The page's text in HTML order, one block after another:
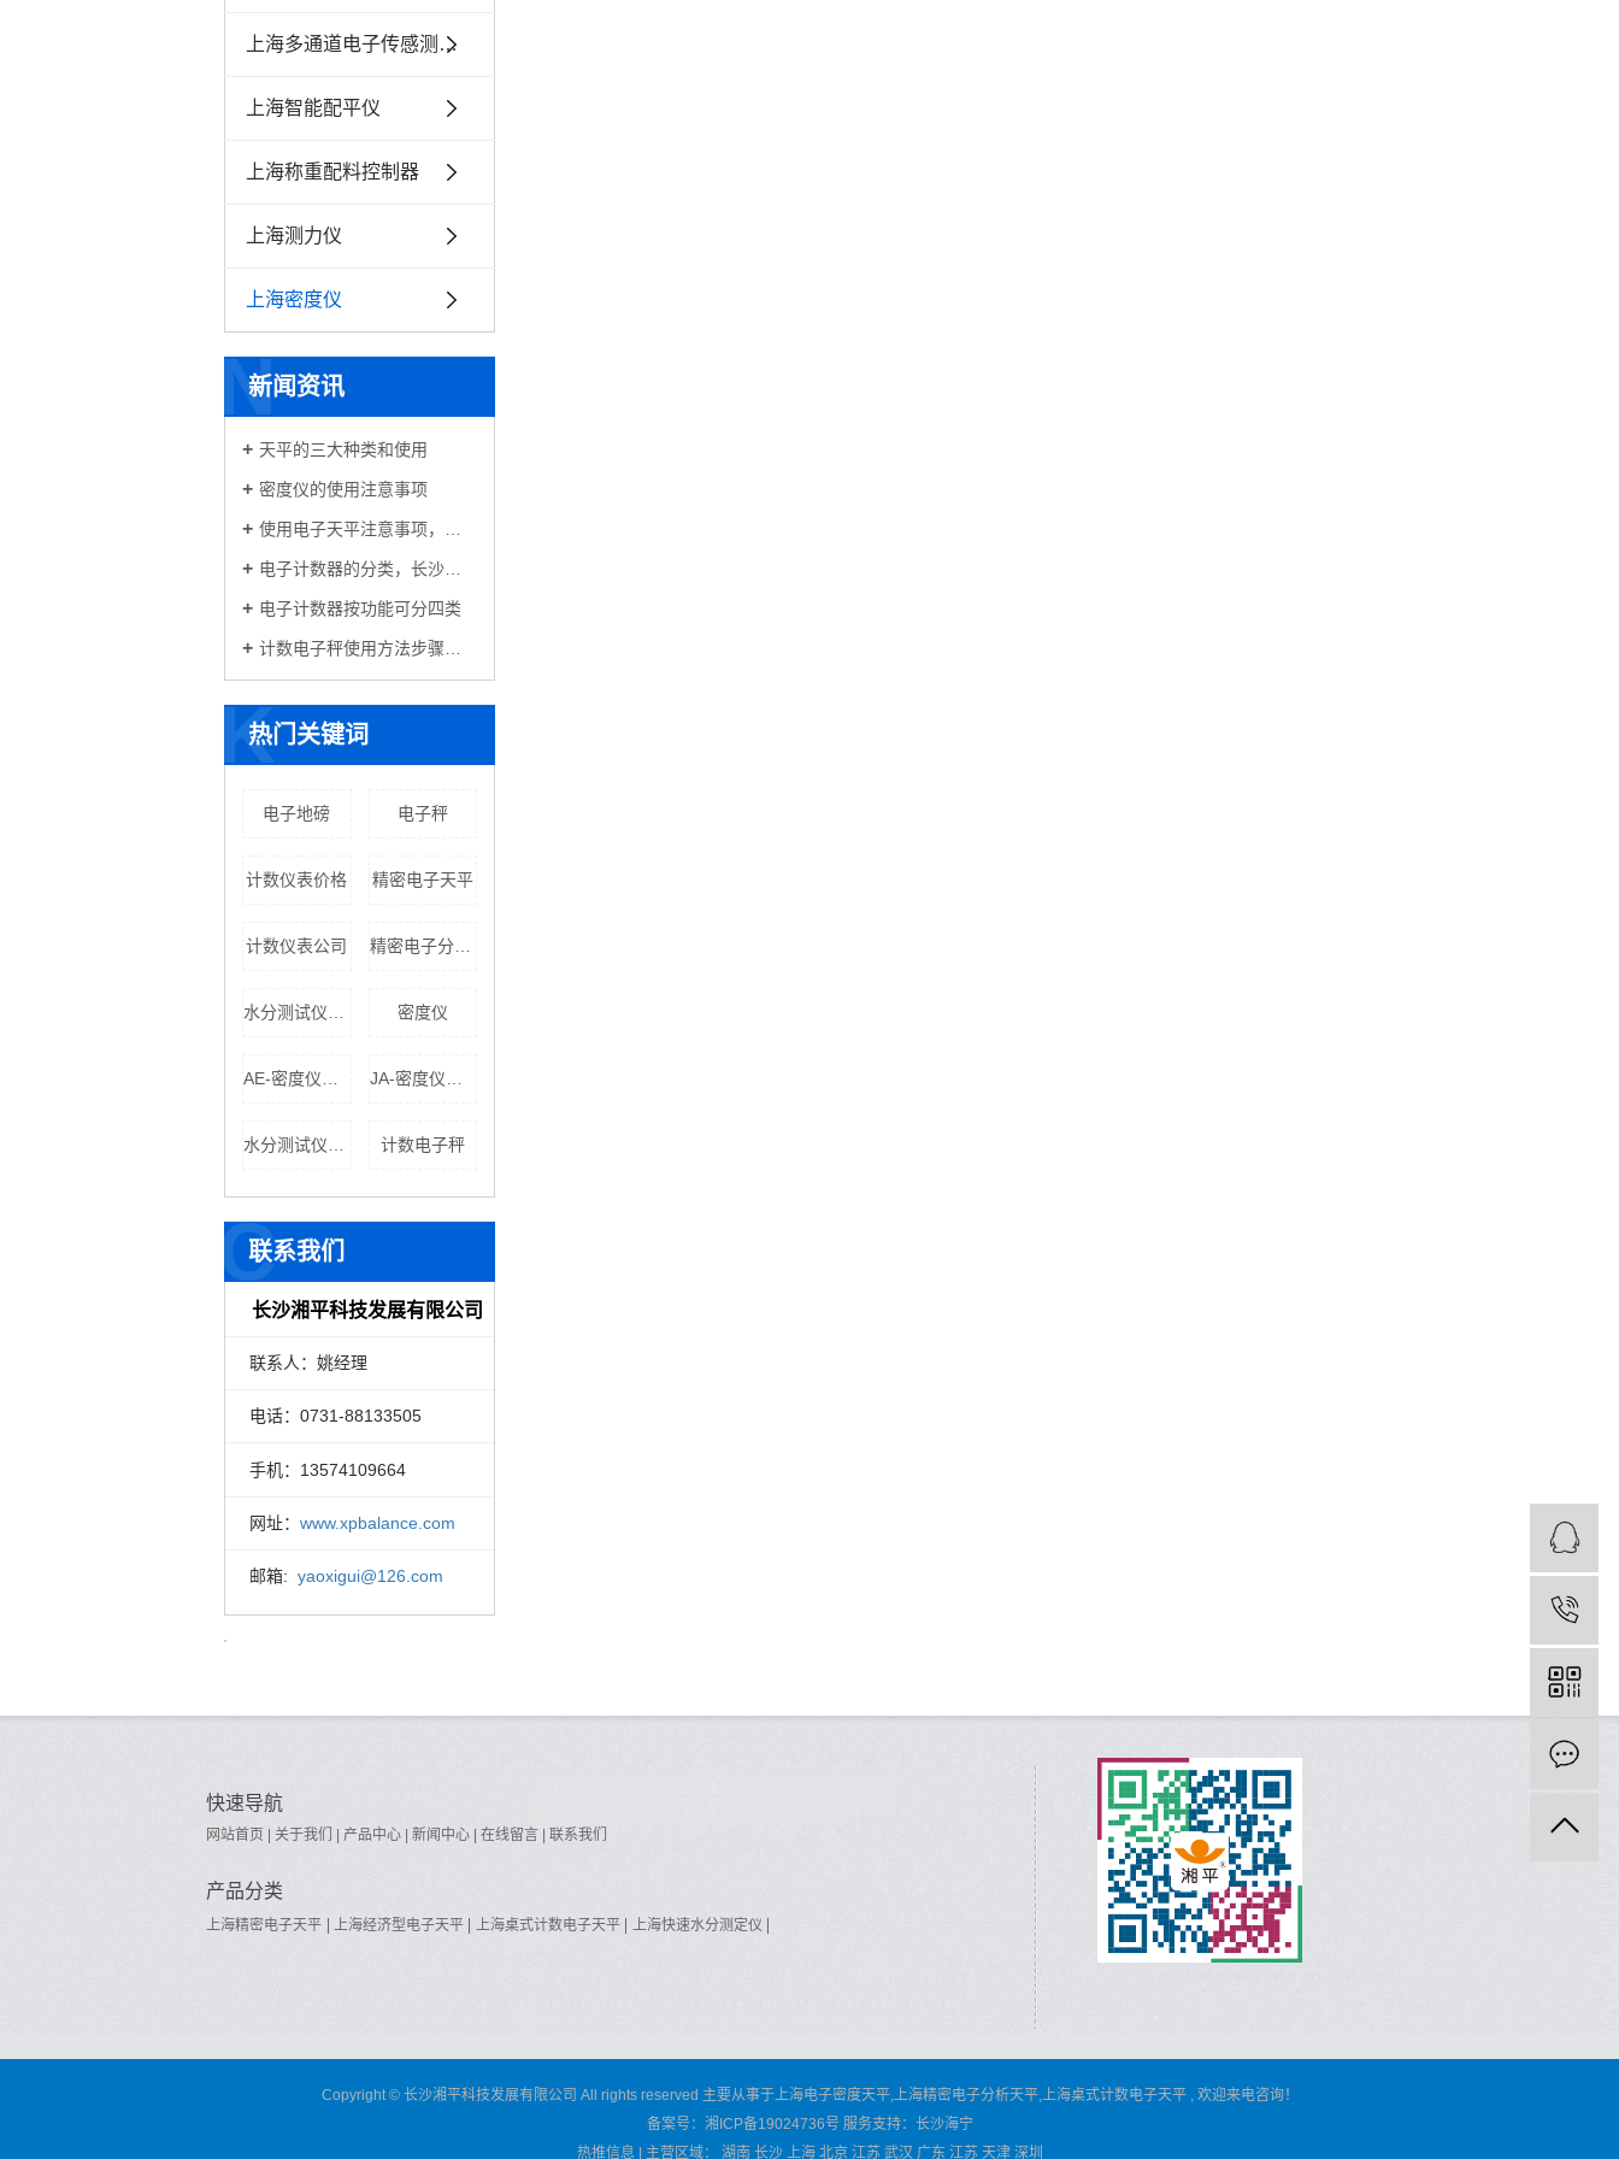
上海多通道电子传感测试仪
上海智能配平仪
上海称重配料控制器
上海测力仪
上海密度仪
新闻资讯
N
天平的三大种类和使用
密度仪的使用注意事项
使用电子天平注意事项，静水电子天平
电子计数器的分类，长沙电子计数器
电子计数器按功能可分四类
计数电子秤使用方法步骤详解
热门关键词
K
电子地磅 电子秤
计数仪表价格 精密电子天平
计数仪表公司
密度仪
计数电子秤
联系我们
C
长沙湘平科技发展有限公司
联系人：姚经理
电话：0731-88133505
手机：13574109664
网址： www.xpbalance.com
邮箱: yaoxigui@126.com
快速导航
网站首页 关于我们 产品中心 新闻中心 在线留言 联系我们
产品分类
上海精密电子天平 上海经济型电子天平 上海桌式计数电子天平
上海快速水分测定仪
Copyright © 长沙湘平科技发展有限公司 All rights reserved 主要从事于上海电子密度天平,上海精密电子分析天平,上海桌式计数电子天平, 欢迎来电咨询！
备案号： 湘ICP备19024736号 服务支持： 长沙海宁
热推信息| 主营区域： 湖南 长沙 上海 北京 江苏 武汉 广东 江苏 天津 深圳